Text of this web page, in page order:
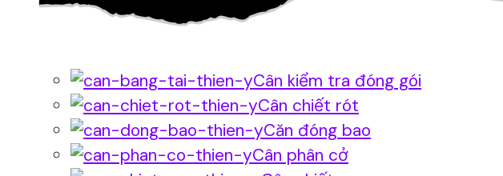
Cân kiểm tra đóng gói
Cân chiết rót
Căn đóng bao
Cân phân cở